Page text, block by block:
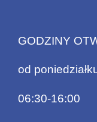
GODZINY
od
06:30-16:00